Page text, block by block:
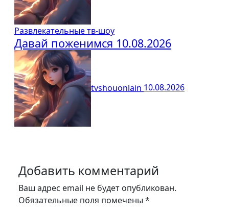
Развлекательные тв-шоу
Давай поженимся 10.08.2026
tvshouonlain 10.08.2026
Добавить комментарий
Ваш адрес email не будет опубликован.
Обязательные поля помечены *